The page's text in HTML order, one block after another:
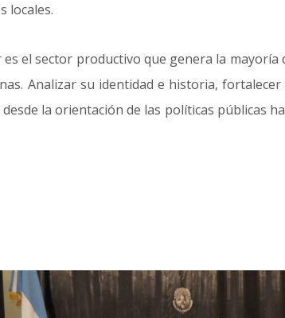
locales.
el sector productivo que genera la
Analizar su identidad e historia,
la orientación de las políticas públicas